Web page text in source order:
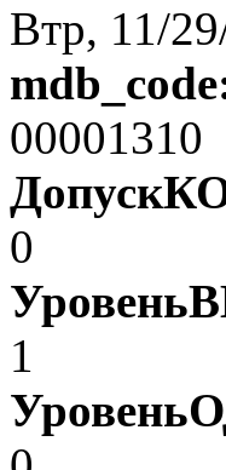
Втр, 11/
00001310
0
1